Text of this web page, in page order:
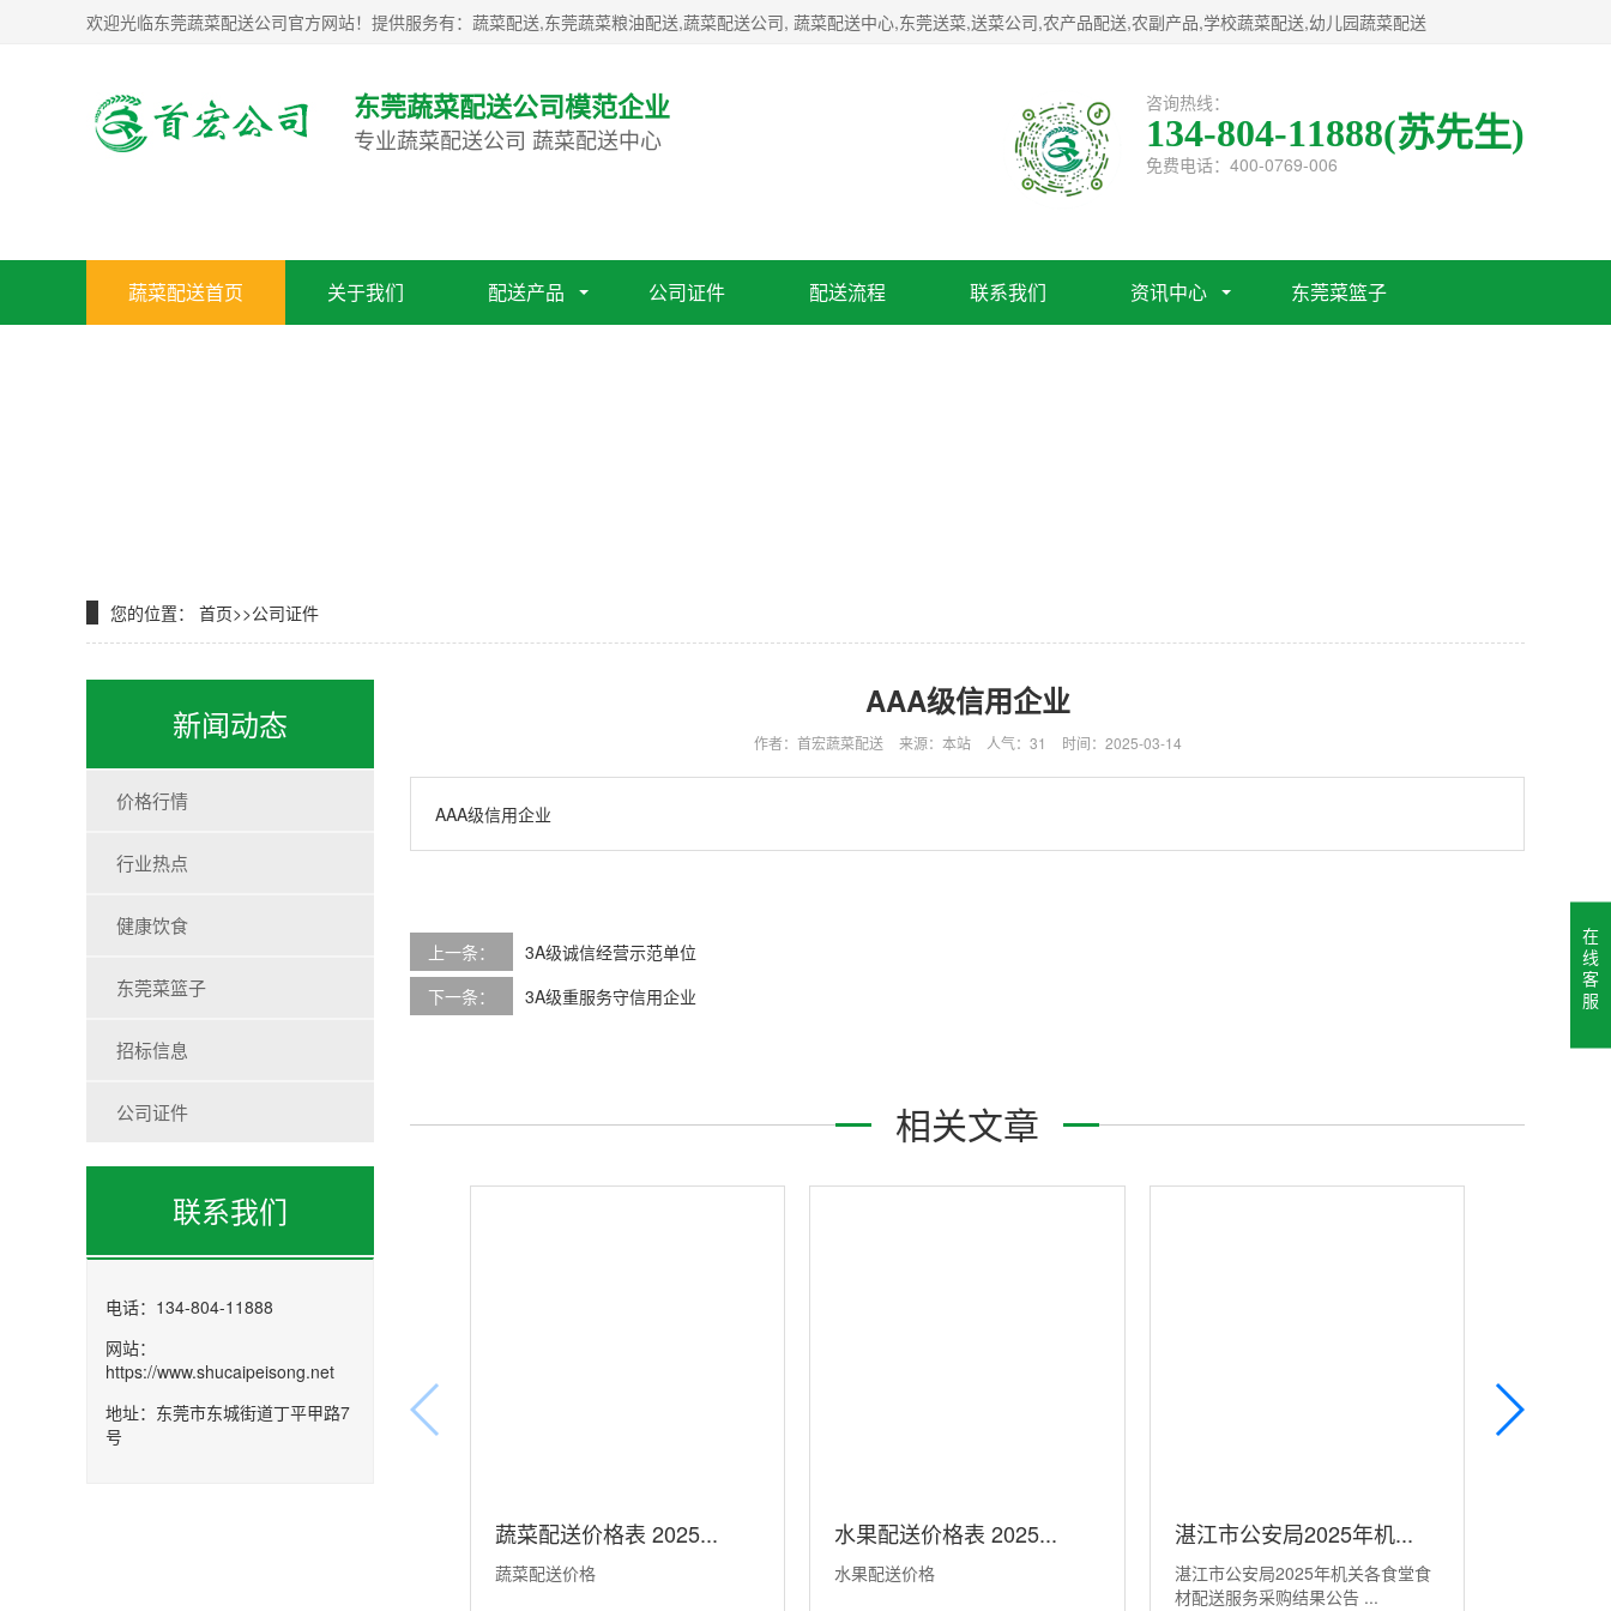
欢迎光临东莞蔬菜配送公司官方网站！提供服务有：蔬菜配送,东莞蔬菜粮油配送,蔬菜配送公司, 蔬菜配送中心,东莞送菜,送菜公司,农产品配送,农副产品,学校蔬菜配送,幼儿园蔬菜配送
东莞蔬菜配送公司模范企业
专业蔬菜配送公司 蔬菜配送中心
咨询热线：
134-804-11888(苏先生)
免费电话：400-0769-006
蔬菜配送首页 关于我们 配送产品 公司证件 配送流程 联系我们 资讯中心 东莞菜篮子
您的位置： 首页>>公司证件
新闻动态
价格行情
行业热点
健康饮食
东莞菜篮子
招标信息
公司证件
联系我们
电话：134-804-11888
网站：
https://www.shucaipeisong.net
地址：东莞市东城街道丁平甲路7
号
AAA级信用企业
作者：首宏蔬菜配送 来源：本站 人气：31 时间：2025-03-14
AAA级信用企业
上一条：
3A级诚信经营示范单位
下一条：
3A级重服务守信用企业
相关文章
蔬菜配送价格表 2025...
蔬菜配送价格
水果配送价格表 2025...
水果配送价格
湛江市公安局2025年机...
湛江市公安局2025年机关各食堂食
材配送服务采购结果公告 ...
在
线
客
服